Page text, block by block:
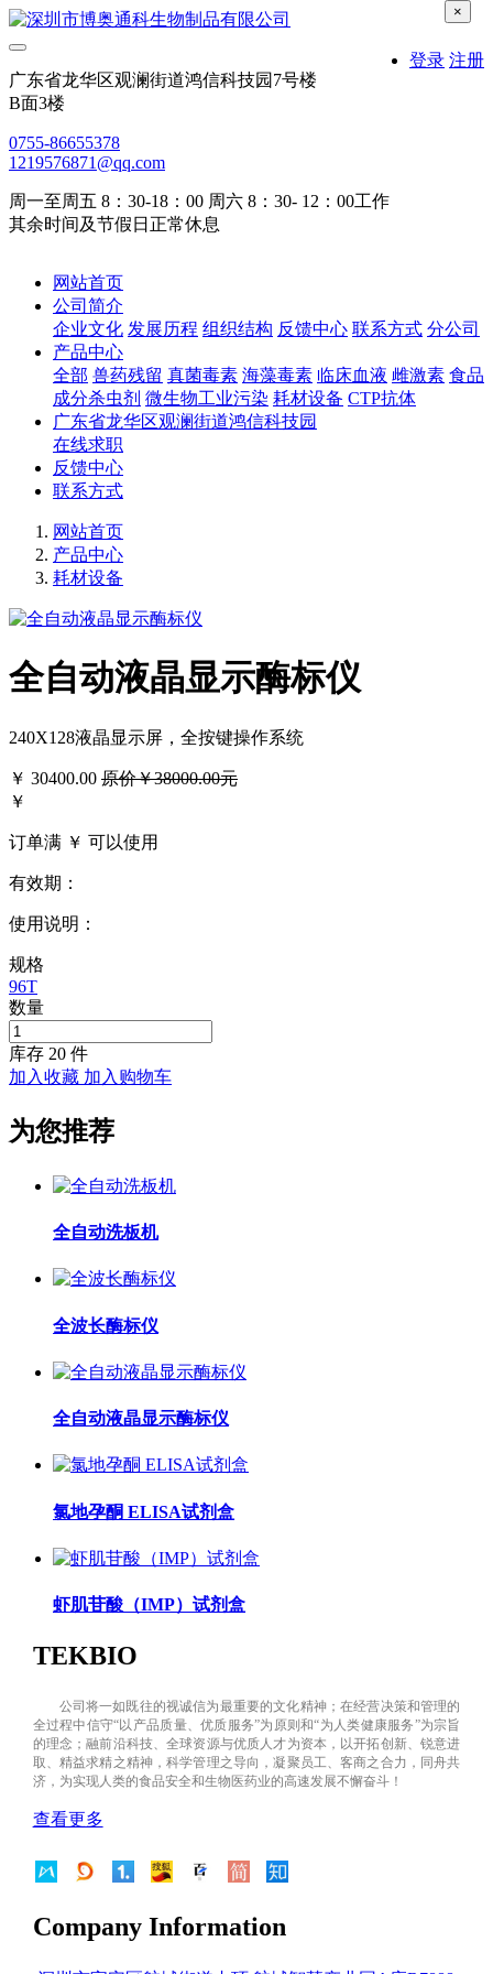
登录 注册
广东省龙华区观澜街道鸿信科技园7号楼
B面3楼
0755-86655378
1219576871@qq.com
周一至周五 8：30-18：00 周六 8：30- 12：00工作
其余时间及节假日正常休息
网站首页
公司简介
企业文化 发展历程 组织结构 反馈中心 联系方式 分公司
产品中心
全部 兽药残留 真菌毒素 海藻毒素 临床血液 雌激素 食品
成分杀虫剂 微生物工业污染 耗材设备 CTP抗体
广东省龙华区观澜街道鸿信科技园
在线求职
反馈中心
联系方式
网站首页
产品中心
耗材设备
全自动液晶显示酶标仪
240X128液晶显示屏，全按键操作系统
￥ 30400.00 原价￥38000.00元
×
￥
订单满 ￥ 可以使用
有效期：
使用说明：
规格
96T
数量
库存 20 件
加入收藏 加入购物车
为您推荐
全自动洗板机
全波长酶标仪
全自动液晶显示酶标仪
氯地孕酮 ELISA试剂盒
虾肌苷酸（IMP）试剂盒
TEKBIO
公司将一如既往的视诚信为最重要的文化精神；在经营决策和管理的
全过程中信守“以产品质量、优质服务”为原则和“为人类健康服务”为宗旨
的理念；融前沿科技、全球资源与优质人才为资本，以开拓创新、锐意进
取、精益求精之精神，科学管理之导向，凝聚员工、客商之合力，同舟共
济，为实现人类的食品安全和生物医药业的高速发展不懈奋斗！
查看更多
Company Information